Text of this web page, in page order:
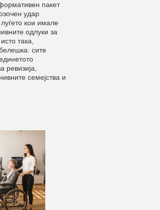
пакет
удар
кои имале
одлуки за
така,
сите
ревизија,
семејства и